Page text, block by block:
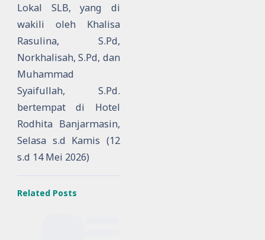
Lokal SLB, yang di
wakili oleh Khalisa
Rasulina, S.Pd,
Norkhalisah, S.Pd, dan
Muhammad
Syaifullah, S.Pd.
bertempat di Hotel
Rodhita Banjarmasin,
Selasa s.d Kamis (12
s.d 14 Mei 2026)
Related Posts